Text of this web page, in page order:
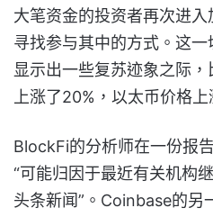
大笔资金的投资者再次进
寻找参与其中的方式。这
显示出一些复苏迹象之际
上涨了20%，以太币价格上
BlockFi的分析师在一份报
“可能归因于最近有关机构
头条新闻”。Coinbase的另